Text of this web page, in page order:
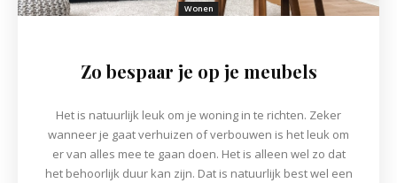
Wonen
Zo bespaar je op je meubels
Het is natuurlijk leuk om je woning in te richten. Zeker
wanneer je gaat verhuizen of verbouwen is het leuk om
er van alles mee te gaan doen. Het is alleen wel zo dat
het behoorlijk duur kan zijn. Dat is natuurlijk best wel een